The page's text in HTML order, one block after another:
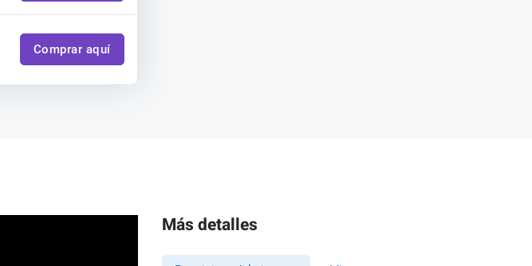
Comprar aquí
Más detalles